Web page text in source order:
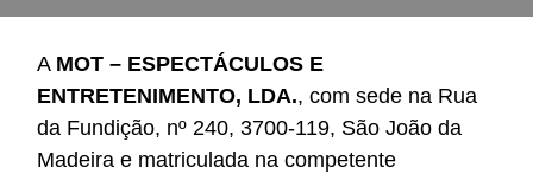
A MOT – ESPECTÁCULOS E
ENTRETENIMENTO, LDA., com sede na Rua
da Fundição, nº 240, 3700-119, São João da
Madeira e matriculada na competente